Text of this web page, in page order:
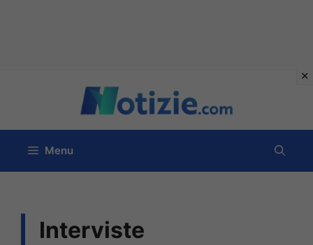
contenuto
Menu
Interviste